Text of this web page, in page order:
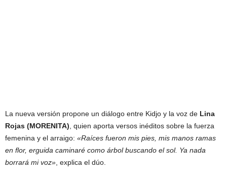
La nueva versión propone un diálogo entre Kidjo y la voz de Lina
Rojas (MORENITA), quien aporta versos inéditos sobre la fuerza
femenina y el arraigo: «Raíces fueron mis pies, mis manos ramas
en flor, erguida caminaré como árbol buscando el sol. Ya nada
borrará mi voz», explica el dúo.